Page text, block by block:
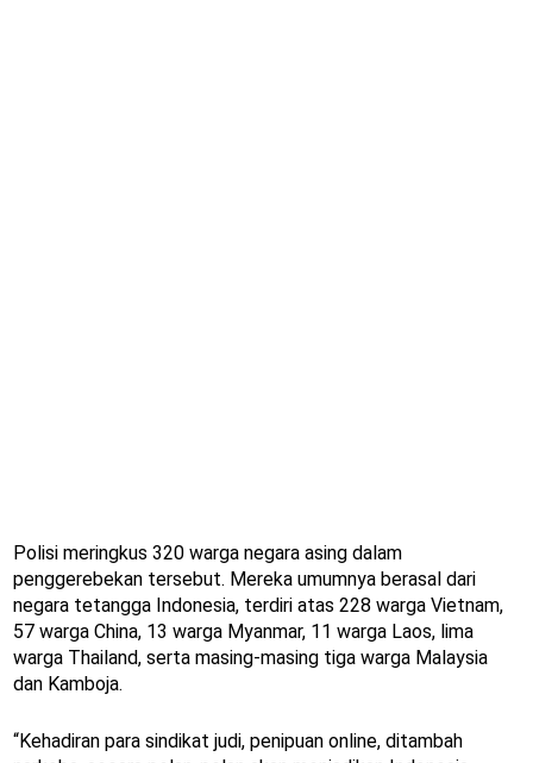
Polisi meringkus 320 warga negara asing dalam
penggerebekan tersebut. Mereka umumnya berasal dari
negara tetangga Indonesia, terdiri atas 228 warga Vietnam,
57 warga China, 13 warga Myanmar, 11 warga Laos, lima
warga Thailand, serta masing-masing tiga warga Malaysia
dan Kamboja.
“Kehadiran para sindikat judi, penipuan online, ditambah